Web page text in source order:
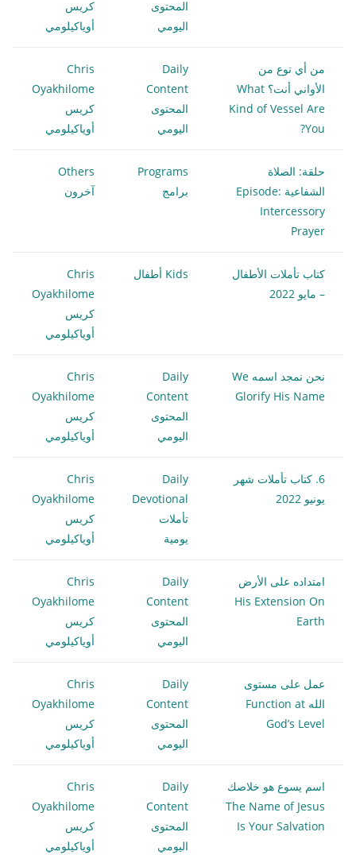
المحتوى
اليومي
كريس
أوياكيلومي
من أي نوع من
الأواني أنت؟ What
Kind of Vessel Are
You?
Daily
Content
المحتوى
اليومي
Chris
Oyakhilome
كريس
أوياكيلومي
حلقة: الصلاة
الشفاعية Episode:
Intercessory
Prayer
Programs
برامج
Others
آخرون
كتاب تأملات الأطفال
– مايو 2022
Kids أطفال
Chris
Oyakhilome
كريس
أوياكيلومي
نحن نمجد اسمه We
Glorify His Name
Daily
Content
المحتوى
اليومي
Chris
Oyakhilome
كريس
أوياكيلومي
6. كتاب تأملات شهر
يونيو 2022
Daily
Devotional
تأملات
يومية
Chris
Oyakhilome
كريس
أوياكيلومي
امتداده على الأرض
His Extension On
Earth
Daily
Content
المحتوى
اليومي
Chris
Oyakhilome
كريس
أوياكيلومي
عمل على مستوى
الله Function at
God’s Level
Daily
Content
المحتوى
اليومي
Chris
Oyakhilome
كريس
أوياكيلومي
اسم يسوع هو خلاصك
The Name of Jesus
Is Your Salvation
Daily
Content
المحتوى
اليومي
Chris
Oyakhilome
كريس
أوياكيلومي